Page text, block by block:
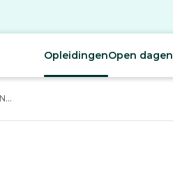
OpleidingenOpen dagen